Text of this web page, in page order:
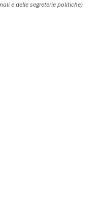
e delle segreterie politiche)